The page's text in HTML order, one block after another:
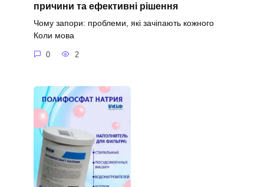
причини та ефективні рішення
Чому запори: проблеми, які зачіпають кожного
Коли мова
0 2